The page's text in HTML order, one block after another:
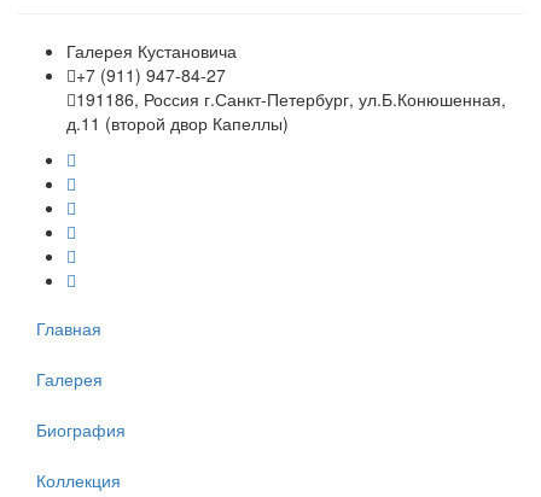
Галерея Кустановича
+7 (911) 947-84-27
191186, Россия г.Санкт-Петербург, ул.Б.Конюшенная,
д.11 (второй двор Капеллы)
Главная
Галерея
Биография
Коллекция